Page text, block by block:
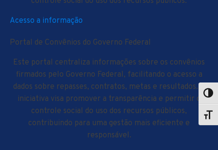
Acesso a informação
Portal de Convênios do Governo Federal
Este portal centraliza informações sobre os convênios
firmados pelo Governo Federal, facilitando o acesso a
dados sobre repasses, contratos, metas e resultados. A
iniciativa visa promover a transparência e permitir o
controle social do uso dos recursos públicos,
contribuindo para uma gestão mais eficiente e
responsável.